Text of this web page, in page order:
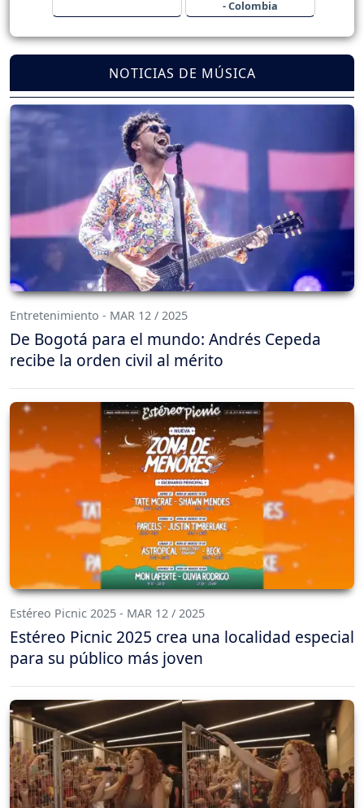
- Colombia
NOTICIAS DE MÚSICA
Entretenimiento - MAR 12 / 2025
De Bogotá para el mundo: Andrés Cepeda
recibe la orden civil al mérito
Estéreo Picnic 2025 - MAR 12 / 2025
Estéreo Picnic 2025 crea una localidad especial
para su público más joven